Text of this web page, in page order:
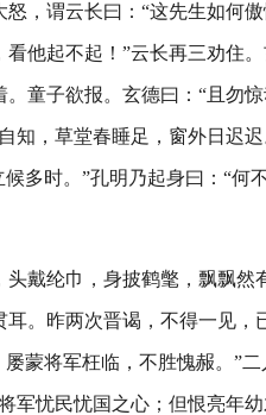
，谓云长曰：“这先生如何
他起不起！”云长再三劝住
童子欲报。玄德曰：“且勿
知，草堂春睡足，窗外日迟
多时。”孔明乃起身曰：“何
戴纶巾，身披鹤氅，飘飘然
。昨两次晋谒，不得一见，
蒙将军枉临，不胜愧赧。”
军忧民忧国之心；但恨亮年